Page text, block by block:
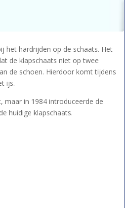
het hardrijden op de schaats. Het
de klapschaats niet op twee
de schoen. Hierdoor komt tijdens
ijs.
maar in 1984 introduceerde de
huidige klapschaats.